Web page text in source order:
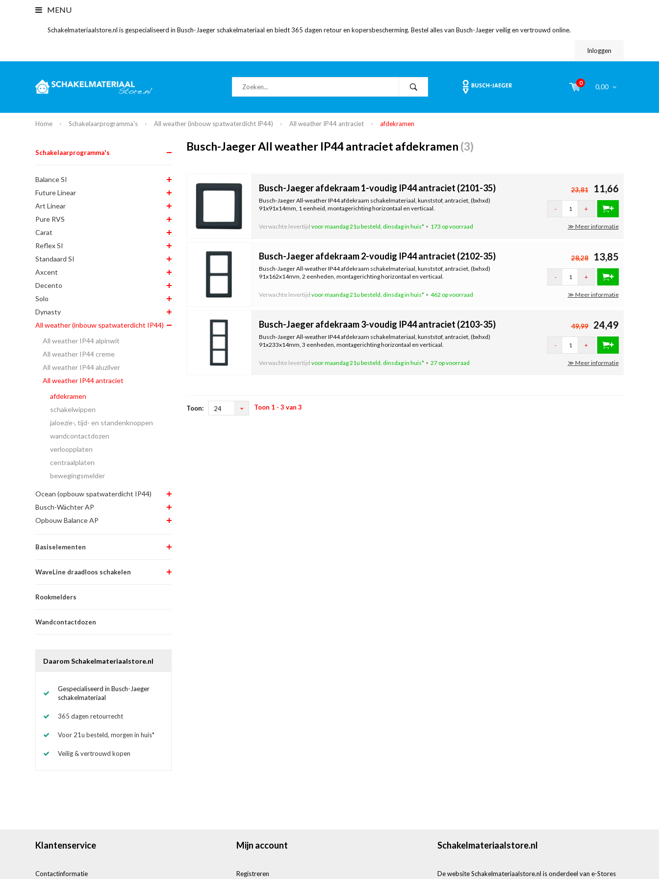
MENU
Schakelmateriaalstore.nl is gespecialiseerd in Busch-Jaeger schakelmateriaal en biedt 365 dagen retour en kopersbescherming. Bestel alles van Busch-Jaeger veilig en vertrouwd online.
Inloggen
0
0,00
Home Schakelaarprogramma's All weather (inbouw spatwaterdicht IP44) All weather IP44 antraciet afdekramen
Schakelaarprogramma's
Balance SI
Future Linear
Art Linear
Pure RVS
Carat
Reflex SI
Standaard SI
Axcent
Decento
Solo
Dynasty
All weather (inbouw spatwaterdicht IP44)
All weather IP44 alpinwit
All weather IP44 creme
All weather IP44 aluzilver
All weather IP44 antraciet
afdekramen
schakelwippen
jaloezie-, tijd- en standenknoppen
wandcontactdozen
verloopplaten
centraalplaten
bewegingsmelder
Ocean (opbouw spatwaterdicht IP44)
Busch-Wächter AP
Opbouw Balance AP
Basiselementen
WaveLine draadloos schakelen
Rookmelders
Wandcontactdozen
Daarom Schakelmateriaalstore.nl
Gespecialiseerd in Busch-Jaeger
schakelmateriaal
365 dagen retourrecht
Voor 21u besteld, morgen in huis*
Veilig & vertrouwd kopen
Busch-Jaeger All weather IP44 antraciet afdekramen (3)
Busch-Jaeger afdekraam 1-voudig IP44 antraciet (2101-35)
Busch-Jaeger All-weather IP44 afdekraam schakelmateriaal, kunststof, antraciet, (bxhxd)
91x91x14mm, 1 eenheid, montagerichting horizontaal en verticaal.
Verwachte levertijd voor maandag 21u besteld, dinsdag in huis* 173 op voorraad
23,81 11,66
- +
≫ Meer informatie
Busch-Jaeger afdekraam 2-voudig IP44 antraciet (2102-35)
Busch-Jaeger All-weather IP44 afdekraam schakelmateriaal, kunststof, antraciet, (bxhxd)
91x162x14mm, 2 eenheden, montagerichting horizontaal en verticaal.
Verwachte levertijd voor maandag 21u besteld, dinsdag in huis* 462 op voorraad
28,28 13,85
- +
≫ Meer informatie
Busch-Jaeger afdekraam 3-voudig IP44 antraciet (2103-35)
Busch-Jaeger All-weather IP44 afdekraam schakelmateriaal, kunststof, antraciet, (bxhxd)
91x233x14mm, 3 eenheden, montagerichting horizontaal en verticaal.
Verwachte levertijd voor maandag 21u besteld, dinsdag in huis* 27 op voorraad
49,99 24,49
- +
≫ Meer informatie
Toon: 24 Toon 1 - 3 van 3
Klantenservice
Contactinformatie
Mijn account
Registreren
Schakelmateriaalstore.nl
De website Schakelmateriaalstore.nl is onderdeel van e-Stores